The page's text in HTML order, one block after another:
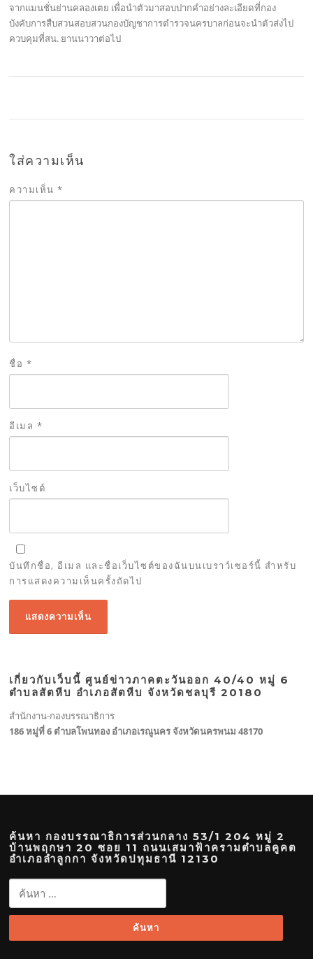
จากแมนชั่นย่านคลองเตย เพื่อนำตัวมาสอบปากคำอย่างละเอียดที่กอง
บังคับการสืบสวนสอบสวนกองบัญชาการตำรวจนครบาลก่อนจะนำตัวส่งไป
ควบคุมที่สน. ยานนาวาต่อไป
ใส่ความเห็น
ความเห็น*
ชื่อ *
อีเมล *
เว็บไซต์
บันทึกชื่อ, อีเมล และชื่อเว็บไซต์ของฉันบนเบราว์เซอร์นี้ สำหรับ
การแสดงความเห็นครั้งถัดไป
เกี่ยวกับเว็บนี้ ศูนย์ข่าวภาคตะวันออก 40/40 หมู่ 6
ตำบลสัตหีบ อำเภอสัตหีบ จังหวัดชลบุรี 20180
สำนักงาน-กองบรรณาธิการ
186 หมู่ที่ 6 ตำบลโพนทอง อำเภอเรณูนคร จังหวัดนครพนม 48170
ค้นหา กองบรรณาธิการส่วนกลาง 53/1 204 หมู่ 2
บ้านพฤกษา 20 ซอย 11 ถนนเสมาฟ้าครามตำบลคูคต
อำเภอลำลูกกา จังหวัดปทุมธานี 12130
ค้นหา
สำหรับ: